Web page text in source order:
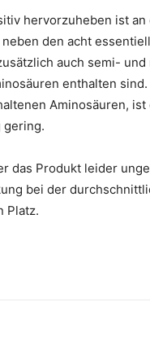
hervorzuheben ist an
neben den acht
auch semi-
enthalten
Aminosäuren, ist
gering.
das Produkt leider
bei der
Platz.